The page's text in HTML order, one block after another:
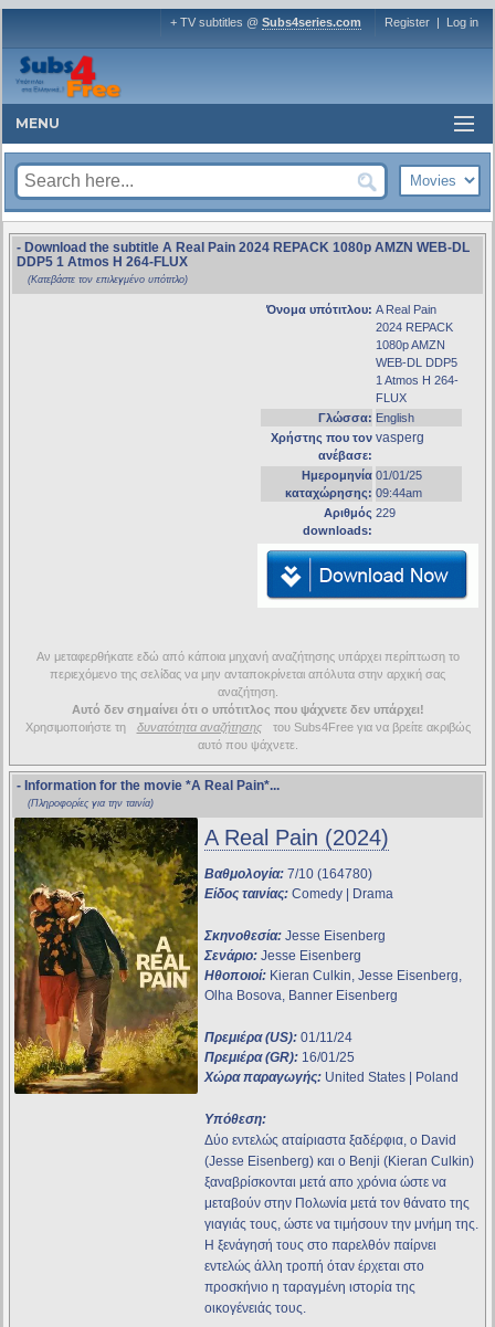
+ TV subtitles @ Subs4series.com Register | Log in
MENU
- Download the subtitle A Real Pain 2024 REPACK 1080p AMZN WEB-DL
DDP5 1 Atmos H 264-FLUX
(Κατεβάστε τον επιλεγμένο υπότιτλο)
Όνομα υπότιτλου: A Real Pain
2024 REPACK
1080p AMZN
WEB-DL DDP5
1 Atmos H 264-
FLUX
Γλώσσα: English
Χρήστης που τον
ανέβασε:
vasperg
Ημερομηνία
καταχώρησης:
01/01/25
09:44am
Αριθμός
downloads:
229
Αν μεταφερθήκατε εδώ από κάποια μηχανή αναζήτησης υπάρχει περίπτωση το
περιεχόμενο της σελίδας να μην ανταποκρίνεται απόλυτα στην αρχική σας
αναζήτηση.
Αυτό δεν σημαίνει ότι ο υπότιτλος που ψάχνετε δεν υπάρχει!
Χρησιμοποιήστε τη
δυνατότητα αναζήτησης
του Subs4Free για να βρείτε ακριβώς
αυτό που ψάχνετε.
- Information for the movie *A Real Pain*...
(Πληροφορίες για την ταινία)
A Real Pain (2024)
Βαθμολογία: 7/10 (164780)
Είδος ταινίας: Comedy | Drama
Σκηνοθεσία: Jesse Eisenberg
Σενάριο: Jesse Eisenberg
Ηθοποιοί: Kieran Culkin, Jesse Eisenberg,
Olha Bosova, Banner Eisenberg
Πρεμιέρα (US): 01/11/24
Πρεμιέρα (GR): 16/01/25
Χώρα παραγωγής: United States | Poland
Υπόθεση:
Δύο εντελώς αταίριαστα ξαδέρφια, ο David
(Jesse Eisenberg) και ο Benji (Kieran Culkin)
ξαναβρίσκονται μετά απο χρόνια ώστε να
μεταβούν στην Πολωνία μετά τον θάνατο της
γιαγιάς τους, ώστε να τιμήσουν την μνήμη της.
Η ξενάγησή τους στο παρελθόν παίρνει
εντελώς άλλη τροπή όταν έρχεται στο
προσκήνιο η ταραγμένη ιστορία της
οικογένειάς τους.